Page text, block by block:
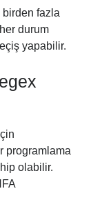
birden fazla
durum
yapabilir.
programlama
olabilir.